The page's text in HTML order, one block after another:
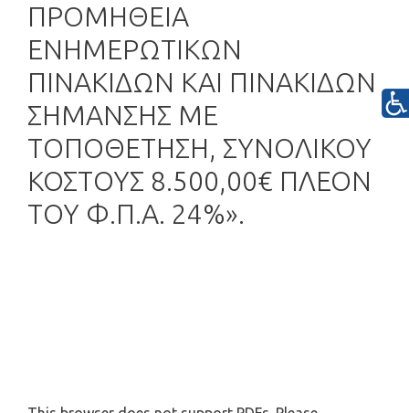
ΠΡΟΜΗΘΕΙΑ
ΕΝΗΜΕΡΩΤΙΚΩΝ
ΠΙΝΑΚΙΔΩΝ ΚΑΙ ΠΙΝΑΚΙΔΩΝ
ΣΗΜΑΝΣΗΣ ΜΕ
ΤΟΠΟΘΕΤΗΣΗ, ΣΥΝΟΛΙΚΟΥ
ΚΟΣΤΟΥΣ 8.500,00€ ΠΛΕΟΝ
ΤΟΥ Φ.Π.Α. 24%».